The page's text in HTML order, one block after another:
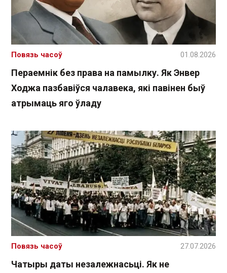
Пераемнік без права на памылку. Як Энвер
Ходжа пазбавіўся чалавека, які павінен быў
атрымаць яго ўладу
Повязь часоў 01.08.2026
Чатыры даты незалежнасьці. Як не
Повязь часоў 27.07.2026